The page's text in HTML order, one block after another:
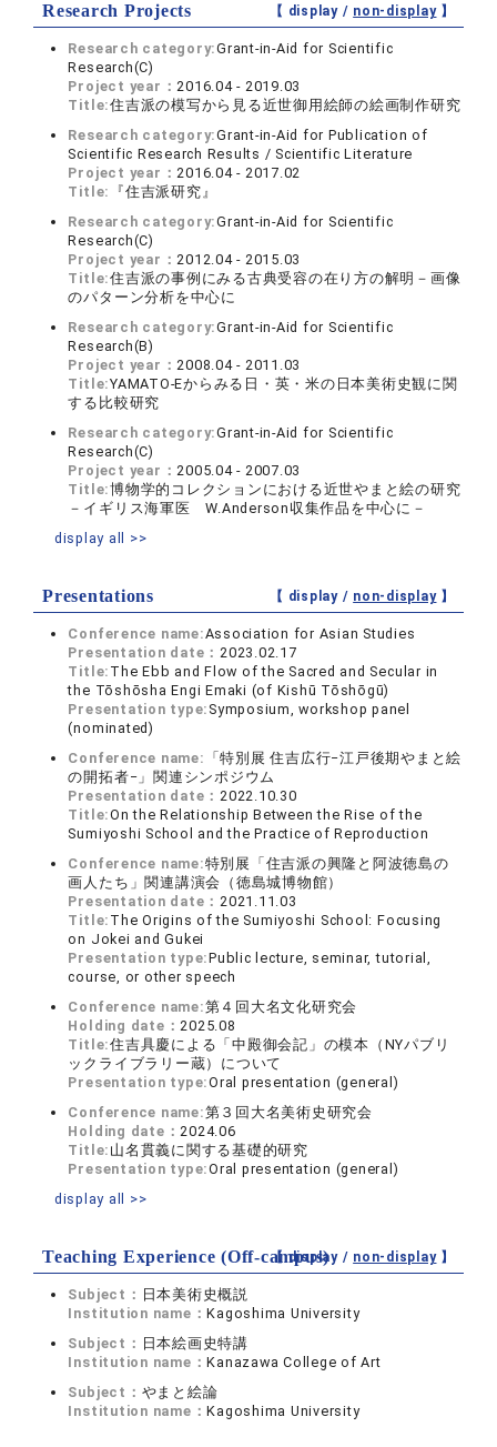
Research Projects 【 display / non-display】
Research category:Grant-in-Aid for Scientific
Research(C)
Project year：2016.04 - 2019.03
Title:住吉派の模写から見る近世御用絵師の絵画制作研究
Research category:Grant-in-Aid for Publication of
Scientific Research Results / Scientific Literature
Project year：2016.04 - 2017.02
Title:
『住吉派研究』
Research category:Grant-in-Aid for Scientific
Research(C)
Project year：2012.04 - 2015.03
Title:住吉派の事例にみる古典受容の在り方の解明－画像
のパターン分析を中心に
Research category:Grant-in-Aid for Scientific
Research(B)
Project year：2008.04 - 2011.03
Title:YAMATO-Eからみる日・英・米の日本美術史観に関
する比較研究
Research category:Grant-in-Aid for Scientific
Research(C)
Project year：2005.04 - 2007.03
Title:博物学的コレクションにおける近世やまと絵の研究
－イギリス海軍医 W.Anderson収集作品を中心に－
display all >>
Presentations 【 display / non-display】
Conference name:Association for Asian Studies
Presentation date：2023.02.17
Title: The Ebb and Flow of the Sacred and Secular in
the Tōshōsha Engi Emaki (of Kishū Tōshōgū)
Presentation type: Symposium, workshop panel
(nominated)
Conference name: 「特別展 住吉広行−江戸後期やまと絵
の開拓者−」関連シンポジウム
Presentation date：2022.10.30
Title:On the Relationship Between the Rise of the
Sumiyoshi School and the Practice of Reproduction
Conference name:特別展「住吉派の興隆と阿波徳島の
画人たち」関連講演会（徳島城博物館）
Presentation date：2021.11.03
Title: The Origins of the Sumiyoshi School: Focusing
on Jokei and Gukei
Presentation type:Public lecture, seminar, tutorial,
course, or other speech
Conference name:第４回大名文化研究会
Holding date：2025.08
Title:住吉具慶による「中殿御会記」の模本（NYパブリ
ックライブラリー蔵）について
Presentation type:Oral presentation (general)
Conference name:第３回大名美術史研究会
Holding date：2024.06
Title: 山名貫義に関する基礎的研究
Presentation type:Oral presentation (general)
display all >>
Teaching Experience (Off-campus)
【 display / non-display】
Subject： 日本美術史概説
Institution name：Kagoshima University
Subject： 日本絵画史特講
Institution name：Kanazawa College of Art
Subject： やまと絵論
Institution name：Kagoshima University